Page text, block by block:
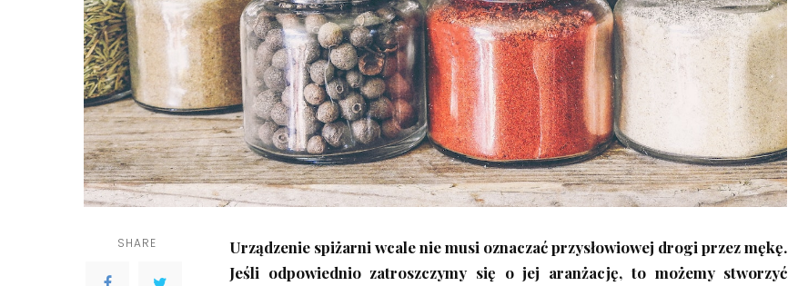
SHARE
Urządzenie spiżarni wcale nie musi oznaczać przysłowiowej drogi przez mękę.
Jeśli odpowiednio zatroszczymy się o jej aranżację, to możemy stworzyć